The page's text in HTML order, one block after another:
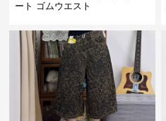
ート ゴムウエスト